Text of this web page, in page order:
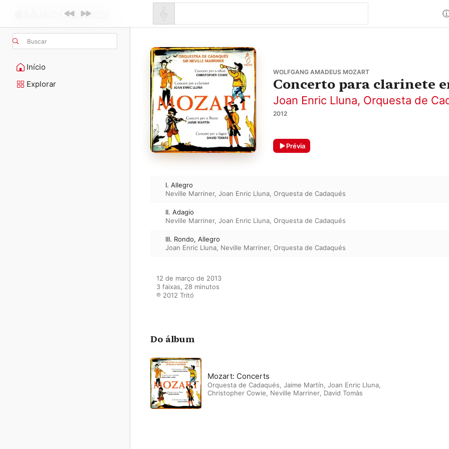
Buscar
Início
Explorar
WOLFGANG AMADEUS MOZART
Concerto para clarinete
Joan Enric Lluna, Orquesta de
2012
Prévia
I. Allegro
Neville Marriner, Joan Enric Lluna, Orquesta de Cadaqués
II. Adagio
Neville Marriner, Joan Enric Lluna, Orquesta de Cadaqués
III. Rondo, Allegro
Joan Enric Lluna, Neville Marriner, Orquesta de Cadaqués
12 de março de 2013
3 faixas, 28 minutos
℗ 2012 Tritó
Do álbum
Mozart: Concerts
Orquesta de Cadaqués, Jaime Martín, Joan Enric Lluna,
Christopher Cowie, Neville Marriner, David Tomàs